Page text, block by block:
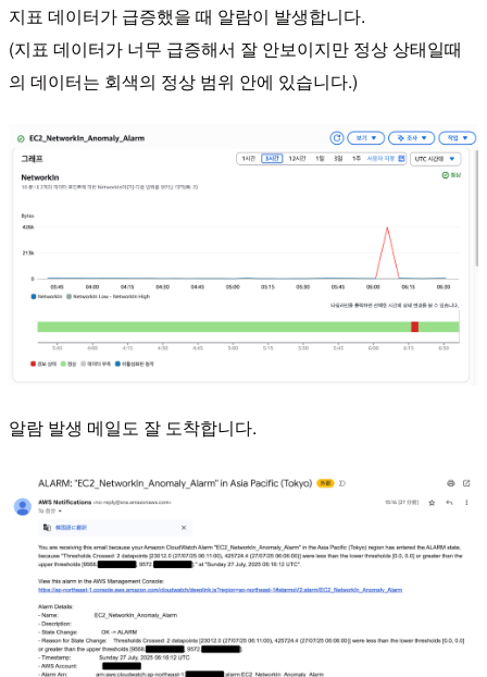
지표 데이터가 급증했을 때 알람이 발생합니다.
(지표 데이터가 너무 급증해서 잘 안보이지만 정상 상태일때
의 데이터는 회색의 정상 범위 안에 있습니다.)
알람 발생 메일도 잘 도착합니다.